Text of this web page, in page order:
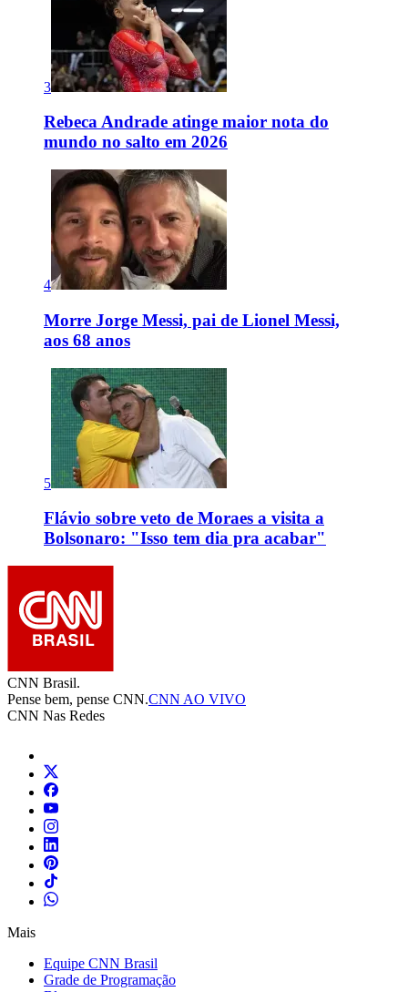
3
Rebeca Andrade atinge maior nota do
mundo no salto em 2026
4
Morre Jorge Messi, pai de Lionel Messi,
aos 68 anos
5
Flávio sobre veto de Moraes a visita a
Bolsonaro: "Isso tem dia pra acabar"
CNN Brasil.
Pense bem, pense CNN.CNN AO VIVO
CNN Nas Redes
Mais
Equipe CNN Brasil
Grade de Programação